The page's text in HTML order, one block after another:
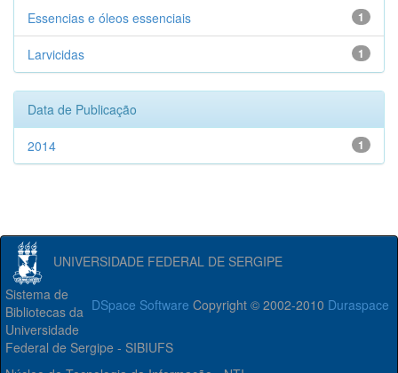
1
Essencias e óleos essenciais
1
Larvicidas
Data de Publicação
1
2014
UNIVERSIDADE FEDERAL DE SERGIPE
DSpace Software Copyright © 2002-2010 Duraspace
Sistema de
Bibliotecas da
Universidade
Federal de Sergipe - SIBIUFS